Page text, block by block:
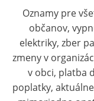
Oznamy pre
občanov,
elektriky, zber
zmeny v
v obci, platba
poplatky, aktuálne